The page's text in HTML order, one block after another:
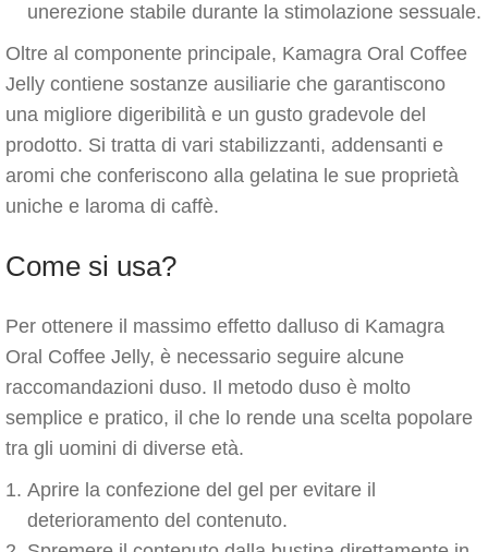
unerezione stabile durante la stimolazione sessuale.
Oltre al componente principale, Kamagra Oral Coffee
Jelly contiene sostanze ausiliarie che garantiscono
una migliore digeribilità e un gusto gradevole del
prodotto. Si tratta di vari stabilizzanti, addensanti e
aromi che conferiscono alla gelatina le sue proprietà
uniche e laroma di caffè.
Come si usa?
Per ottenere il massimo effetto dalluso di Kamagra
Oral Coffee Jelly, è necessario seguire alcune
raccomandazioni duso. Il metodo duso è molto
semplice e pratico, il che lo rende una scelta popolare
tra gli uomini di diverse età.
Aprire la confezione del gel per evitare il
deterioramento del contenuto.